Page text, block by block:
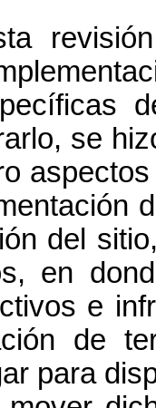
se
del
en
e
de
para